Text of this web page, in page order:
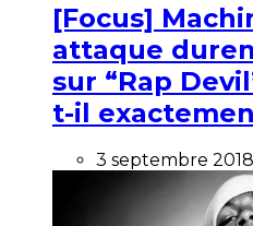
[Focus]
attaque
sur “Rap
t-il
3 septembre 2018